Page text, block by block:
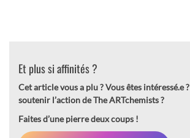
Et plus si affinités ?
Cet article vous a plu ? Vous êtes intéressé.e ?
soutenir l’action de The ARTchemists ?
Faites d’une pierre deux coups !